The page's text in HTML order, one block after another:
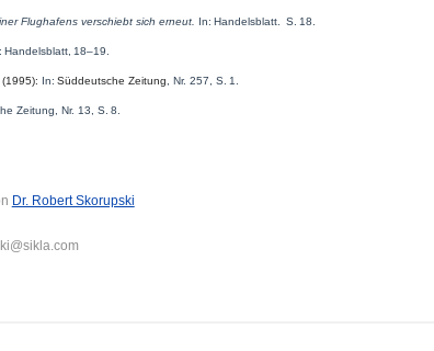
Flughafens verschiebt sich erneut. In: Handelsblatt. S. 18.
Handelsblatt, 18–19.
(1995): In: Süddeutsche Zeitung , Nr. 257, S. 1.
Zeitung, Nr. 13, S. 8.
Dr. Robert Skorupski